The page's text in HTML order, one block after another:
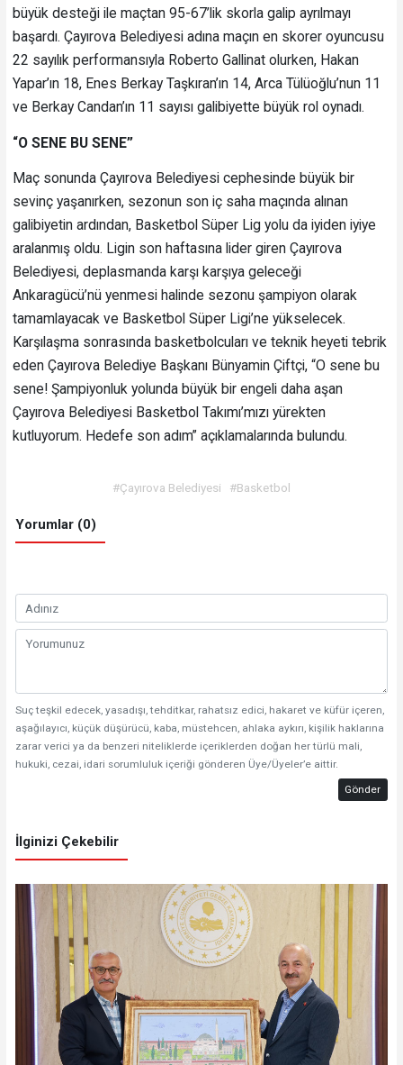
büyük desteği ile maçtan 95-67’lik skorla galip ayrılmayı
başardı. Çayırova Belediyesi adına maçın en skorer oyuncusu
22 sayılık performansıyla Roberto Gallinat olurken, Hakan
Yapar’ın 18, Enes Berkay Taşkıran’ın 14, Arca Tülüoğlu’nun 11
ve Berkay Candan’ın 11 sayısı galibiyette büyük rol oynadı.
“O SENE BU SENE”
Maç sonunda Çayırova Belediyesi cephesinde büyük bir
sevinç yaşanırken, sezonun son iç saha maçında alınan
galibiyetin ardından, Basketbol Süper Lig yolu da iyiden iyiye
aralanmış oldu. Ligin son haftasına lider giren Çayırova
Belediyesi, deplasmanda karşı karşıya geleceği
Ankaragücü’nü yenmesi halinde sezonu şampiyon olarak
tamamlayacak ve Basketbol Süper Ligi’ne yükselecek.
Karşılaşma sonrasında basketbolcuları ve teknik heyeti tebrik
eden Çayırova Belediye Başkanı Bünyamin Çiftçi, “O sene bu
sene! Şampiyonluk yolunda büyük bir engeli daha aşan
Çayırova Belediyesi Basketbol Takımı’mızı yürekten
kutluyorum. Hedefe son adım” açıklamalarında bulundu.
#Çayırova Belediyesi #Basketbol
Yorumlar (0)
Suç teşkil edecek, yasadışı, tehditkar, rahatsız edici, hakaret ve küfür içeren,
aşağılayıcı, küçük düşürücü, kaba, müstehcen, ahlaka aykırı, kişilik haklarına
zarar verici ya da benzeri niteliklerde içeriklerden doğan her türlü mali,
hukuki, cezai, idari sorumluluk içeriği gönderen Üye/Üyeler’e aittir.
Gönder
İlginizi Çekebilir